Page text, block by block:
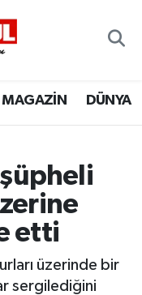
MAGAZİN DÜNYA
etti
üzerinde bir
sergilediğini